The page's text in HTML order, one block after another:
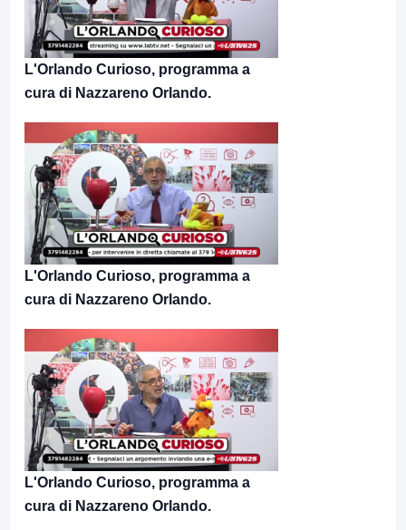
L'Orlando Curioso, programma a
cura di Nazzareno Orlando.
L'Orlando Curioso, programma a
cura di Nazzareno Orlando.
L'Orlando Curioso, programma a
cura di Nazzareno Orlando.